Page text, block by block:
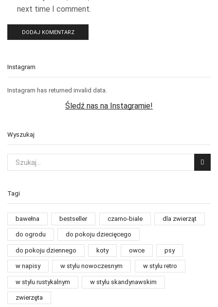
next time I comment.
Instagram
Instagram has returned invalid data.
Śledź nas na Instagramie!
Wyszukaj
Tagi
bawełna bestseller czarno-biale dla zwierząt
do ogrodu do pokoju dziecięcego
do pokoju dziennego koty owce psy
w napisy w stylu nowoczesnym w stylu retro
w stylu rustykalnym w stylu skandynawskim
zwierzęta